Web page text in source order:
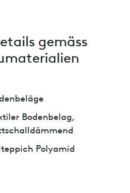
gemäss
Bodenbelag,
Polyamid